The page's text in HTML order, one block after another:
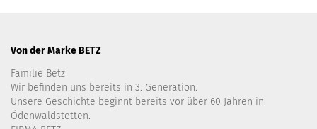
Von der Marke BETZ
Familie Betz
Wir befinden uns bereits in 3. Generation.
Unsere Geschichte beginnt bereits vor über 60 Jahren in
Ödenwaldstetten.